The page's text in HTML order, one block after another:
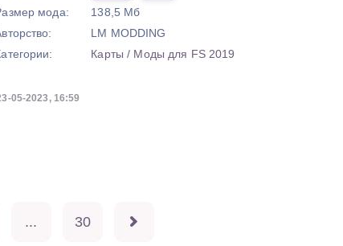
мода:
138,5 Мб
LM MODDING
Карты / Моды для FS 2019
05-2023, 16:59
... 30